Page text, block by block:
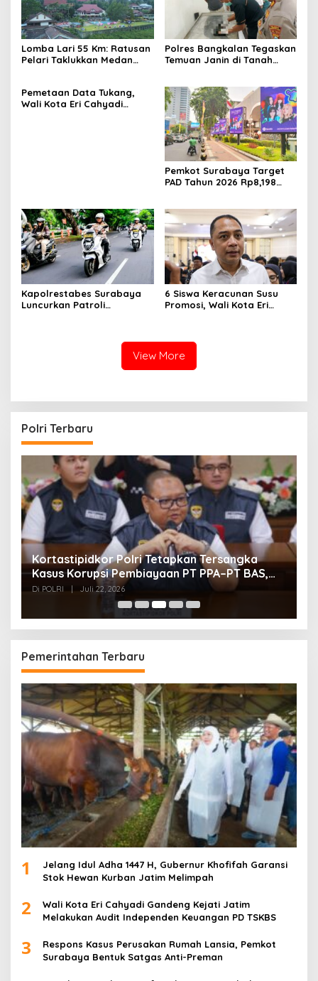
Lomba Lari 55 Km: Ratusan
Pelari Taklukkan Medan
Polres Bangkalan Tegaskan
Temuan Janin di Tanah
Pemetaan Data Tukang,
Wali Kota Eri Cahyadi
Pemkot Surabaya Target
PAD Tahun 2026 Rp8,198
Kapolrestabes Surabaya
Luncurkan Patroli
6 Siswa Keracunan Susu
Promosi, Wali Kota Eri
View More
Polri Terbaru
Kortastipidkor Polri Tetapkan Tersangka
Kasus Korupsi Pembiayaan PT PPA–PT BAS,
Kerugian Negara Capai Rp38,8 Miliar
Di POLRI Juli 22, 2026
Pemerintahan Terbaru
1
Jelang Idul Adha 1447 H, Gubernur Khofifah Garansi
Stok Hewan Kurban Jatim Melimpah
2
Wali Kota Eri Cahyadi Gandeng Kejati Jatim
Melakukan Audit Independen Keuangan PD TSKBS
3
Respons Kasus Perusakan Rumah Lansia, Pemkot
Surabaya Bentuk Satgas Anti-Preman